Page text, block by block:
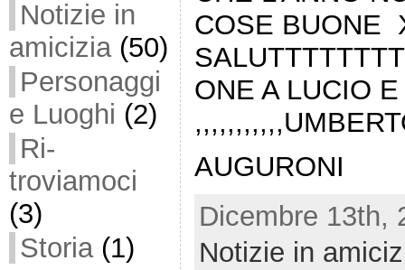
Notizie in
amicizia(50)
Personaggi
e Luoghi (2)
Ri-
troviamoci
(3)
Storia(1)
COSE BUONE
ONE A LUCIO
AUGURONI
Dicembre 13th,
Notizie in